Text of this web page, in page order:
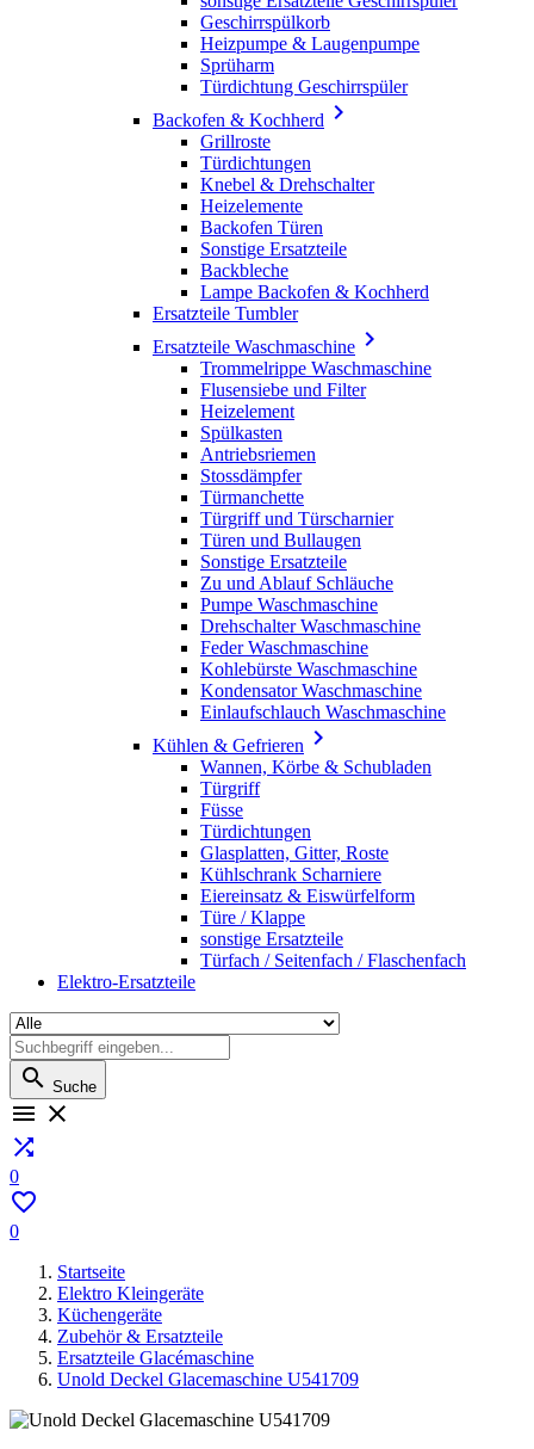
Geschirrspülkorb
Heizpumpe & Laugenpumpe
Sprüharm
Türdichtung Geschirrspüler
Backofen & Kochherd 
Grillroste
Türdichtungen
Knebel & Drehschalter
Heizelemente
Backofen Türen
Sonstige Ersatzteile
Backbleche
Lampe Backofen & Kochherd
Ersatzteile Tumbler
Ersatzteile Waschmaschine 
Trommelrippe Waschmaschine
Flusensiebe und Filter
Heizelement
Spülkasten
Antriebsriemen
Stossdämpfer
Türmanchette
Türgriff und Türscharnier
Türen und Bullaugen
Sonstige Ersatzteile
Zu und Ablauf Schläuche
Pumpe Waschmaschine
Drehschalter Waschmaschine
Feder Waschmaschine
Kohlebürste Waschmaschine
Kondensator Waschmaschine
Einlaufschlauch Waschmaschine
Kühlen & Gefrieren 
Wannen, Körbe & Schubladen
Türgriff
Füsse
Türdichtungen
Glasplatten, Gitter, Roste
Kühlschrank Scharniere
Eiereinsatz & Eiswürfelform
Türe / Klappe
sonstige Ersatzteile
Türfach / Seitenfach / Flaschenfach
Elektro-Ersatzteile
 Suche
 

0

0
Startseite
Elektro Kleingeräte
Küchengeräte
Zubehör & Ersatzteile
Ersatzteile Glacémaschine
Unold Deckel Glacemaschine U541709